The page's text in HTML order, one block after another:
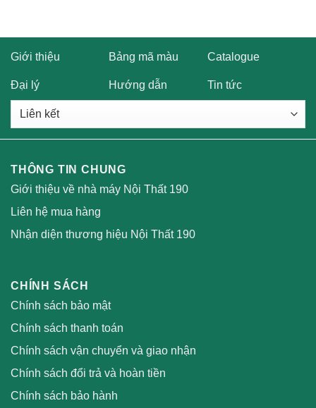
Giới thiệu Bảng mã màu Catalogue
Đại lý Hướng dẫn Tin tức
THÔNG TIN CHUNG
Giới thiệu về nhà máy Nội Thất 190
Liên hệ mua hàng
Nhận diện thương hiệu Nội Thất 190
CHÍNH SÁCH
Chính sách bảo mật
Chính sách thanh toán
Chính sách vận chuyển và giao nhận
Chính sách đổi trả và hoàn tiền
Chính sách bảo hành